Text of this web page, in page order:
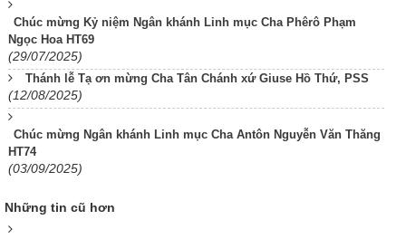
Chúc mừng Kỷ niệm Ngân khánh Linh mục Cha Phêrô Phạm
Ngọc Hoa HT69
(29/07/2025)
Thánh lễ Tạ ơn mừng Cha Tân Chánh xứ Giuse Hồ Thứ, PSS
(12/08/2025)
Chúc mừng Ngân khánh Linh mục Cha Antôn Nguyễn Văn Thăng
HT74
(03/09/2025)
Những tin cũ hơn